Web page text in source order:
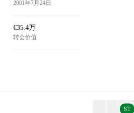
2001年7月24日
€35.4万
转会价值
ST